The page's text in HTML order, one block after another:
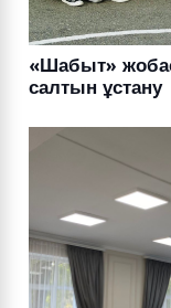
«Шабыт»
салтын ұстану